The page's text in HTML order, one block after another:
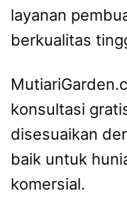
layanan
berkualitas
konsultasi
disesuaikan
baik untuk
komersial.